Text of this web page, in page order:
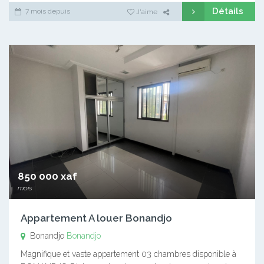
7 mois depuis J'aime Détails
850 000 xaf
mois
Appartement A louer Bonandjo
Bonandjo Bonandjo
Magnifique et vaste appartement 03 chambres disponible à